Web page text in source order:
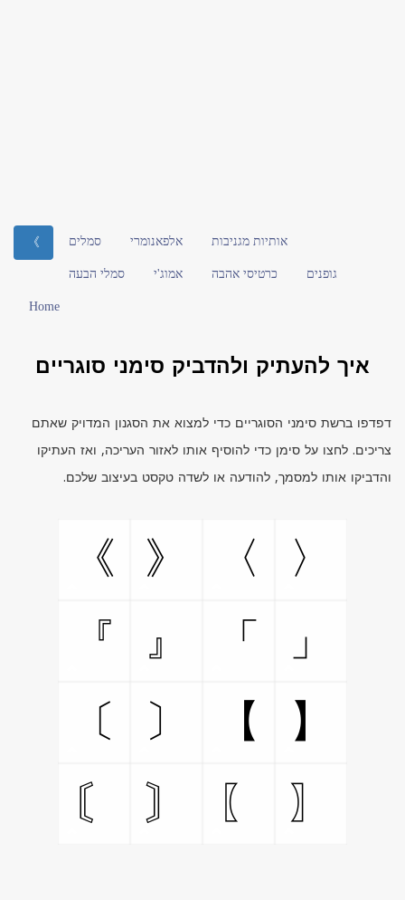
》 סמלים אלפאנומרי אותיות מגניבות
סמלי הבעה אמוג'י כרטיסי אהבה גופנים
Home
איך להעתיק ולהדביק סימני סוגריים
דפדפו ברשת סימני הסוגריים כדי למצוא את הסגנון המדויק שאתם
צריכים. לחצו על סימן כדי להוסיף אותו לאזור העריכה, ואז העתיקו
והדביקו אותו למסמך, להודעה או לשדה טקסט בעיצוב שלכם.
〈
〉
《
》
「
」
『
』
【
】
〔
〕
〖
〗
〘
〙